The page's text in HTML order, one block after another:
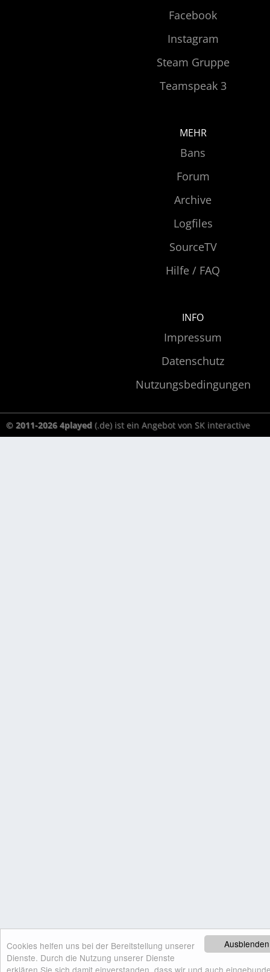
Ausblenden
Cookies helfen uns bei der Bereitstellung unserer
Dienste. Durch die Nutzung unserer Dienste
erklären Sie sich damit einverstanden, dass wir und auch
Facebook
Instagram
Steam Gruppe
Teamspeak 3
MEHR
Bans
Forum
Archive
Logfiles
SourceTV
Hilfe / FAQ
INFO
Impressum
Datenschutz
Nutzungsbedingungen
© 2011-2026 4played (.de) ist ein Angebot von SK interactive